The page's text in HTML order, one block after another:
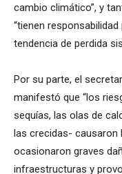
cambio climático”, y
“tienen
tendencia de perdida
Por su parte, el
manifestó que “los
sequías, las olas de
las crecidas- causaron
ocasionaron graves
infraestructuras y